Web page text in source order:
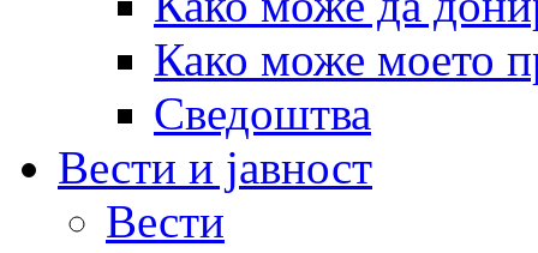
Како може моето
Сведоштва
Вести и јавност
Вести